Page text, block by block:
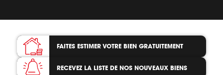
FAITES ESTIMER VOTRE BIEN GRATUITEMENT
RECEVEZ LA LISTE DE NOS NOUVEAUX BIENS